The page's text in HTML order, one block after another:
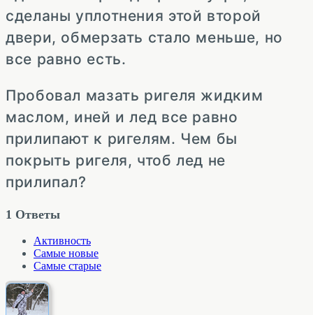
сделаны уплотнения этой второй
двери, обмерзать стало меньше, но
все равно есть.
Пробовал мазать ригеля жидким
маслом, иней и лед все равно
прилипают к ригелям. Чем бы
покрыть ригеля, чтоб лед не
прилипал?
1 Ответы
Активность
Самые новые
Самые старые